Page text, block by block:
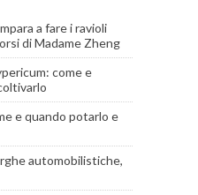
a fare i ravioli
di Madame Zheng
come e
e quando potarlo e
automobilistiche,